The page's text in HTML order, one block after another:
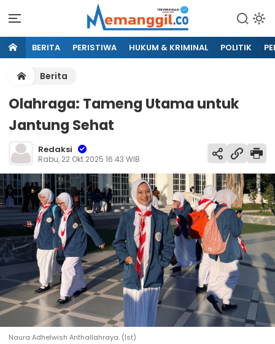
BERITA PERISTIWA HUKUM & KRIMINAL POLITIK
Berita
Olahraga: Tameng Utama untuk
Jantung Sehat
Redaksi
Rabu, 22 Okt 2025 16:43 WIB
Naura Adhelwish Anthallahraya. (Ist)